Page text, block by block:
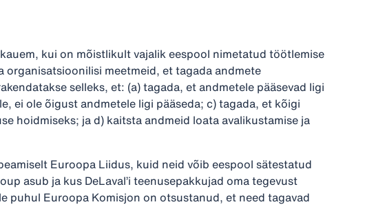
kui on mõistlikult vajalik eespool nimetatud töötlemise
organisatsioonilisi meetmeid, et tagada andmete
selleks, et: (a) tagada, et andmetele pääsevad ligi
ei ole õigust andmetele ligi pääseda; c) tagada, et kõigi
hoidmiseks; ja d) kaitsta andmeid loata avalikustamise ja
Euroopa Liidus, kuid neid võib eespool sätestatud
asub ja kus DeLaval’i teenusepakkujad oma tegevust
puhul Euroopa Komisjon on otsustanud, et need tagavad